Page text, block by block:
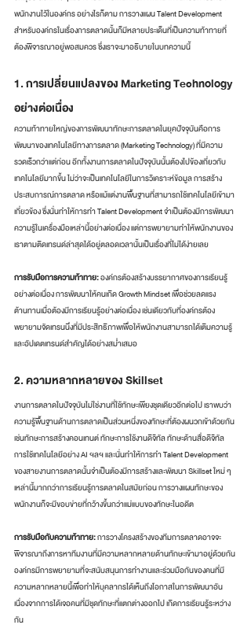
พนักงานไว้ในองค์กร อย่างไรก็ตาม การวางแผน Talent Development
สำหรับองค์กรในเรื่องการตลาดนั้นก็มีหลายประเด็นที่เป็นความท้าทายที่
ต้องพิจารณาอยู่พอสมควร ซึ่งเราจะมาอธิบายในบทความนี้
1. การเปลี่ยนแปลงของ Marketing Technology
อย่างต่อเนื่อง
ความท้าทายใหญ่ของการพัฒนาทักษะการตลาดในยุคปัจจุบันคือการ
พัฒนาของเทคโนโลยีทางการตลาด (Marketing Technology) ที่มีความ
รวดเร็วกว่าแต่ก่อน อีกทั้งงานการตลาดในปัจจุบันนั้นต้องไปข้องเกี่ยวกับ
เทคโนโลยีมากขึ้น ไม่ว่าจะเป็นเทคโนโลยีในการวิเคราะห์ข้อมูล การสร้าง
ประสบการณ์การตลาด หรือแม้แต่งานพื้นฐานที่สามารถใช้เทคโนโลยีเข้ามา
เกี่ยวข้อง ซึ่งนั่นทำให้การทำ Talent Development จำเป็นต้องมีการพัฒนา
ความรู้ในเครื่องมือเหล่านี้อย่างต่อเนื่อง แต่การพยายามทำให้พนักงานของ
เราตามติดเทรนด์ล่าสุดได้อยู่ตลอดเวลานั้นเป็นเรื่องที่ไม่ได้ง่ายเลย
การรับมือการความท้าทาย: องค์กรต้องสร้างบรรยากาศของการเรียนรู้
อย่างต่อเนื่อง การพัฒนาให้คนเกิด Growth Mindset เพื่อช่วยลดแรง
ต้านทานเมื่อต้องมีการเรียนรู้อย่างต่อเนื่อง เช่นเดียวกับที่องค์กรต้อง
พยายามจัดเทรนนิ่งที่มีประสิทธิภาพเพื่อให้พนักงานสามารถได้เติมความรู้
และอัปเดตเทรนด์สำคัญได้อย่างสม่ำเสมอ
2. ความหลากหลายของ Skillset
งานการตลาดในปัจจุบันไม่ใช่งานที่ใช้ทักษะเพียงชุดเดียวอีกต่อไป เราพบว่า
ความรู้พื้นฐานด้านการตลาดเป็นส่วนหนึ่งของทักษะที่ต้องผนวกเข้าด้วยกัน
เช่นทักษะการสร้างคอนเทนต์ ทักษะการใช้งานดิจิทัล ทักษะด้านสื่อดิจิทัล
การใช้เทคโนโลยีอย่าง AI ฯลฯ และนั่นทำให้การทำ Talent Development
ของสายงานการตลาดนั้นจำเป็นต้องมีการสร้างและพัฒนา Skillset ใหม่ ๆ
เหล่านี้มากกว่าการเรียนรู้การตลาดในสมัยก่อน การวางแผนทักษะของ
พนักงานก็จะมีขอบข่ายที่กว้างขึ้นกว่าแม่แบบของทักษะในอดีต
การรับมือกับความท้าทาย: การวางโครงสร้างของทีมการตลาดอาจจะ
พิจารณาถึงการหาทีมงานที่มีความหลากหลายด้านทักษะเข้ามาอยู่ด้วยกัน
องค์กรมีการพยายามที่จะสนับสนุนการทำงานและร่วมมือกันของคนที่มี
ความหลากหลายนี้เพื่อทำให้บุคลากรได้เห็นถึงโอกาสในการพัฒนาอัน
เนื่องจากการได้เจอคนที่มีชุดทักษะที่แตกต่างออกไป เกิดการเรียนรู้ระหว่าง
กัน